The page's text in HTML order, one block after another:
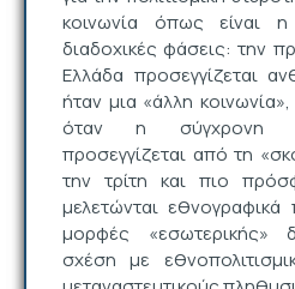
κοινωνία όπως είναι
διαδοχικές φάσεις: την
Ελλάδα προσεγγίζεται
ήταν μια «άλλη
όταν η σύγχρονη
προσεγγίζεται από τη
την τρίτη και πιο
μελετώνται εθνογραφικά
μορφές «εσωτερικής»
σχέση με